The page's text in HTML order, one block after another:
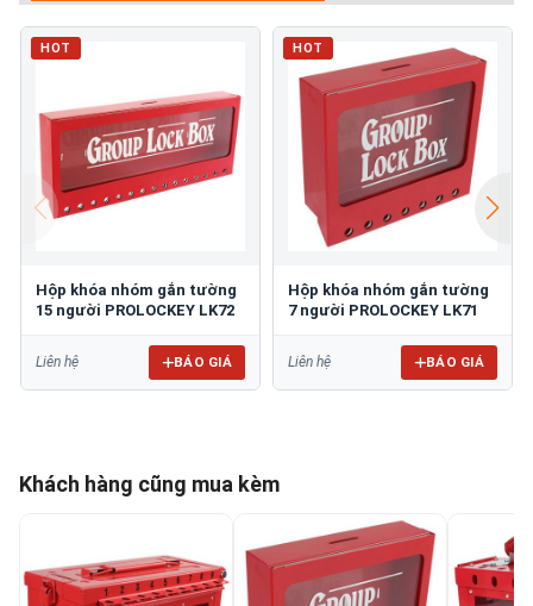
HOT
Hộp khóa nhóm gắn tường
15 người PROLOCKEY LK72
Liên hệ BÁO GIÁ
HOT
Hộp khóa nhóm gắn tường
7 người PROLOCKEY LK71
Liên hệ BÁO GIÁ
Khách hàng cũng mua kèm